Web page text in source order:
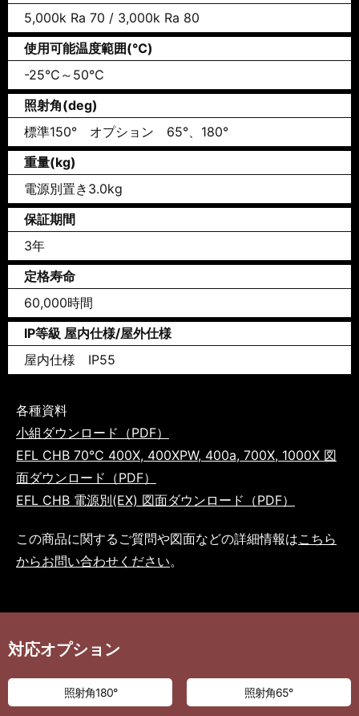
5,000k Ra 70 / 3,000k Ra 80
使用可能温度範囲(℃)
-25℃～50℃
照射角(deg)
標準150° オプション 65°、180°
重量(kg)
電源別置き3.0kg
保証期間
3年
定格寿命
60,000時間
IP等級 屋内仕様/屋外仕様
屋内仕様 IP55
各種資料
小組ダウンロード（PDF）
EFL CHB 70℃ 400X, 400XPW, 400a, 700X, 1000X 図
面ダウンロード（PDF）
EFL CHB 電源別(EX) 図面ダウンロード（PDF）
この商品に関するご質問や図面などの詳細情報はこちら
からお問い合わせください。
対応オプション
照射角180° 照射角65°